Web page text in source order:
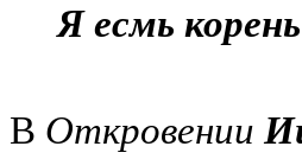
Я есмь
В Откровении